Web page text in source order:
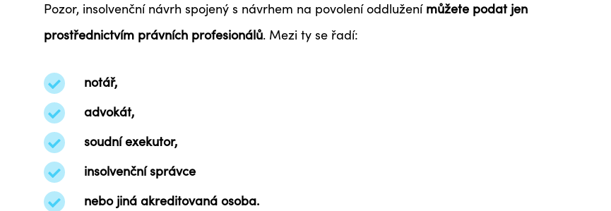
Pozor, insolvenční návrh spojený s návrhem na povolení oddlužení můžete podat jen
prostřednictvím právních profesionálů. Mezi ty se řadí:
notář,
advokát,
soudní exekutor,
insolvenční správce
nebo jiná akreditovaná osoba.